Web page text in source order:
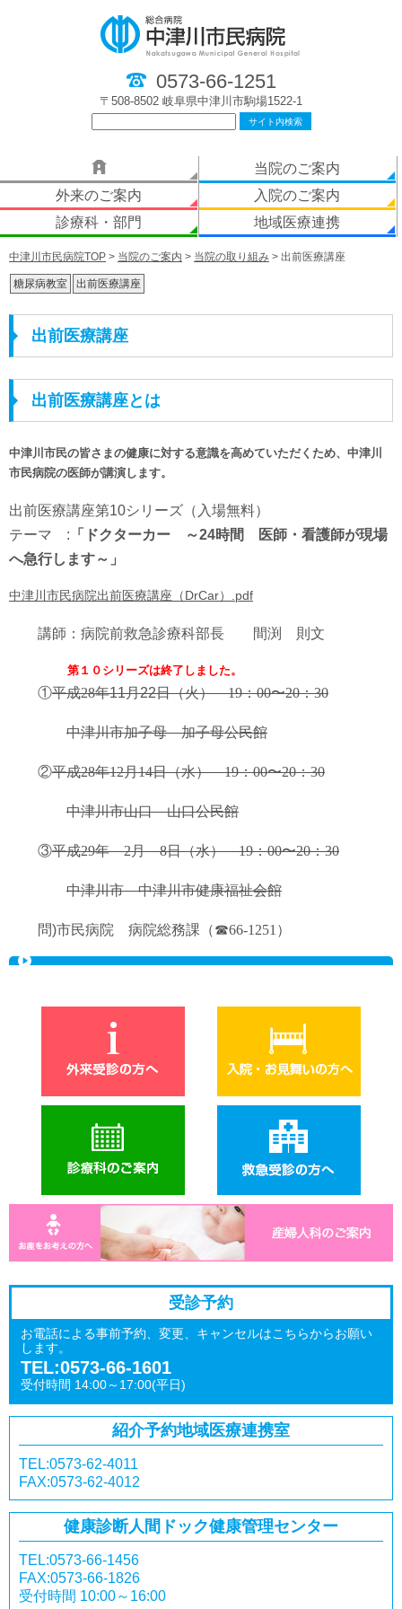
0573-66-1251
〒508-8502 岐阜県中津川市駒場1522-1
当院のご案内
外来のご案内
入院のご案内
診療科・部門
地域医療連携
中津川市民病院TOP > 当院のご案内 > 当院の取り組み > 出前医療講座
糖尿病教室 出前医療講座
出前医療講座
出前医療講座とは
中津川市民の皆さまの健康に対する意識を高めていただくため、中津川
市民病院の医師が講演します。
出前医療講座第10シリーズ（入場無料）
テーマ : 「ドクターカー ～24時間 医師・看護師が現場
へ急行します～」
中津川市民病院出前医療講座（DrCar）.pdf
講師：病院前救急診療科部長 間渕 則文
第１０シリーズは終了しました。
①平成28年11月22日（火）19：00〜20：30
中津川市加子母 加子母公民館
②平成28年12月14日（水）19：00〜20：30
中津川市山口 山口公民館
③平成29年 2月 8日（水）19：00〜20：30
中津川市 中津川市健康福祉会館
問)市民病院 病院総務課（☎66-1251 ）
受診予約
お電話による事前予約、変更、キャンセルはこちらからお願い
します。
TEL:0573-66-1601
受付時間 14:00～17:00(平日)
紹介予約地域医療連携室
TEL:0573-62-4011
FAX:0573-62-4012
健康診断人間ドック健康管理センター
TEL:0573-66-1456
FAX:0573-66-1826
受付時間 10:00～16:00